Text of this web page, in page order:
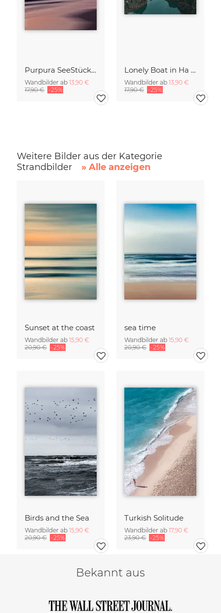
Purpura SeeStück No.18
Wandbilder ab 13,90 €
17,90 € -25%
Lonely Boat in Ha Long Bay Vietnam
Wandbilder ab 13,90 €
17,90 € -25%
Weitere Bilder aus der Kategorie
Strandbilder
» Alle anzeigen
Sunset at the coast
Wandbilder ab 15,90 €
20,90 € -25%
sea time
Wandbilder ab 15,90 €
20,90 € -25%
Birds and the Sea
Wandbilder ab 15,90 €
20,90 € -25%
Turkish Solitude
Wandbilder ab 17,90 €
23,90 € -25%
Bekannt aus